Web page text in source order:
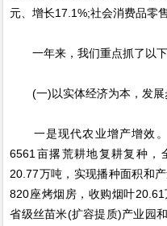
元、增长17.1%;社会消费品零
一年来，我们重点抓了以下
(一)以实体经济为本，发展
一是现代农业增产增效。
6561亩撂荒耕地复耕复种，
20.77万吨，实现播种面积和
820座烤烟房，收购烟叶
省级丝苗米(扩容提质)产业园